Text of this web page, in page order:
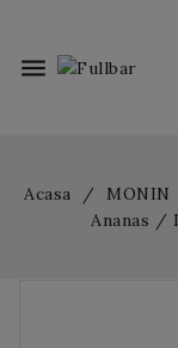
menu
Acasa MONIN
Ananas /